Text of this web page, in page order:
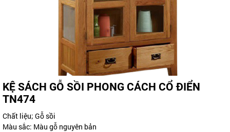
KỆ SÁCH GỖ SỒI PHONG CÁCH CỔ ĐIỂN
TN474
Chất liệu; Gỗ sồi
Màu sắc: Màu gỗ nguyên bản